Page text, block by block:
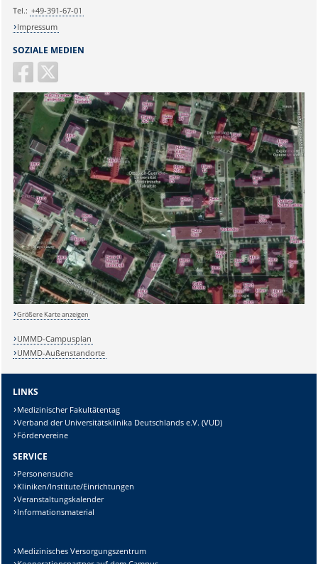
Sicherheitsabfrage:
Lösung:
SOZIALE MEDIEN
Tel.: +49-391-67-01
Impressum
Größere Karte anzeigen
UMMD-Campusplan
UMMD-Außenstandorte
LINKS
Medizinischer Fakultätentag
Verband der Universitätsklinika Deutschlands e.V. (VUD)
Fördervereine
SERVICE
Personensuche
Kliniken/Institute/Einrichtungen
Veranstaltungskalender
Informationsmaterial
Medizinisches Versorgungszentrum